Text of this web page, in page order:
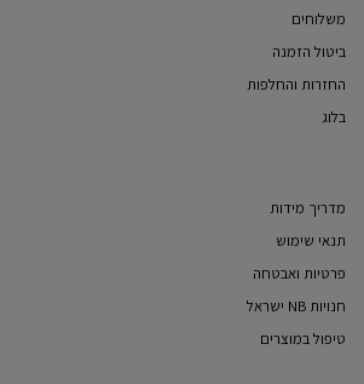
משלוחים
ביטול הזמנה
החזרות והחלפות
בלוג
מדריך מידות
תנאי שימוש
פרטיות ואבטחה
חנויות NB ישראל
טיפול במוצרים